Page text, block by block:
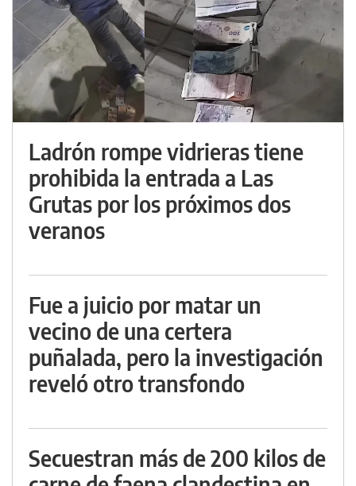
Ladrón rompe vidrieras tiene
prohibida la entrada a Las
Grutas por los próximos dos
veranos
Fue a juicio por matar un
vecino de una certera
puñalada, pero la investigación
reveló otro transfondo
Secuestran más de 200 kilos de